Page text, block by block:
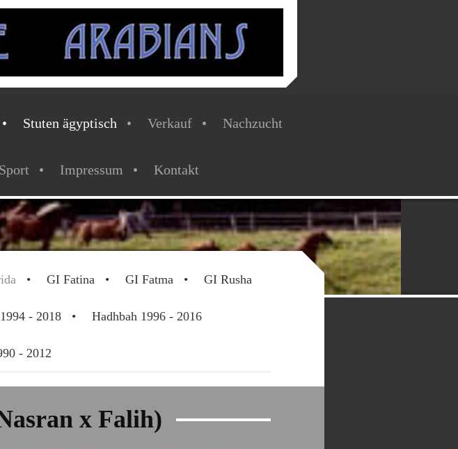
Stuten ägyptisch Verkauf Nachzucht
Sport Impressum Kontakt
GI Fatina GI Fatma GI Rusha
- 2018 Hadhbah 1996 - 2016
- 2012
x Falih)